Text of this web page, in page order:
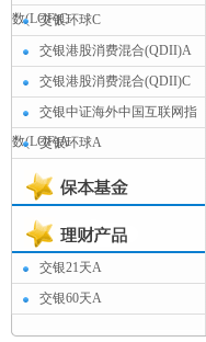
数(LOF)C交银环球C
交银港股消费混合(QDII)A
交银港股消费混合(QDII)C
交银中证海外中国互联网指
数(LOF)A交银环球A
交银21天A
交银60天A